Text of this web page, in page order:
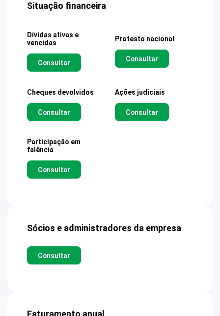
Situação financeira
Dívidas ativas e
vencidas
Consultar
Protesto nacional
Consultar
Cheques devolvidos
Consultar
Ações judiciais
Consultar
Participação em
falência
Consultar
Sócios e administradores da empresa
Consultar
Faturamento anual